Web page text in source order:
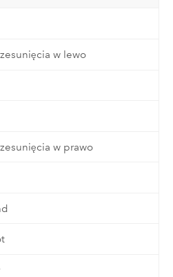
w lewo
w prawo